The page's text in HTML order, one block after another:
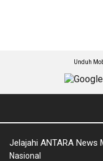
Unduh
Jelajahi ANTARA News
Nasional